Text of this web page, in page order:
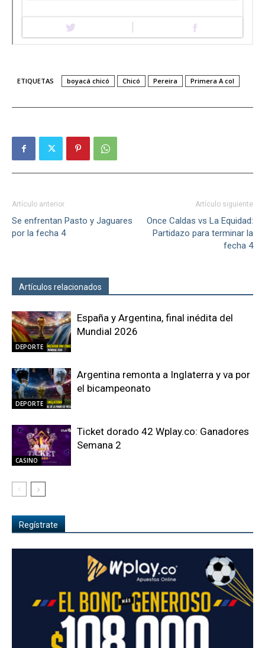
ETIQUETAS boyacá chicó Chicó Pereira Primera A col
Artículo anterior
Se enfrentan Pasto y Jaguares
por la fecha 4
Artículo siguiente
Once Caldas vs La Equidad:
Partidazo para terminar la
fecha 4
Artículos relacionados
DEPORTE
España y Argentina, final inédita del
Mundial 2026
DEPORTE
Argentina remonta a Inglaterra y va por
el bicampeonato
CASINO
Ticket dorado 42 Wplay.co: Ganadores
Semana 2
Regístrate